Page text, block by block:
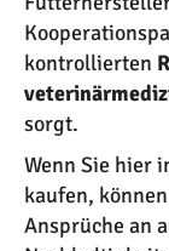
kontrollierten
sorgt.
Wenn Sie hier
kaufen,
Ansprüche an